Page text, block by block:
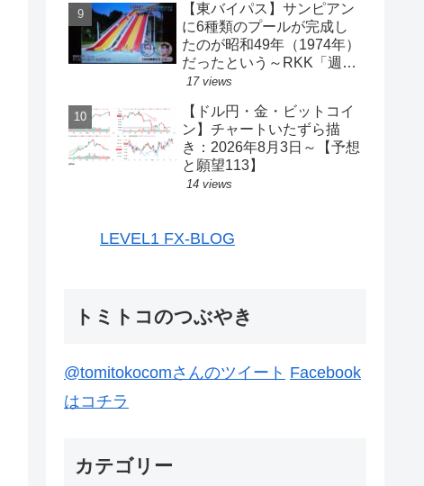
【東バイパス】サンピアン
に6種類のプールが完成し
たのが昭和49年（1974年）
だったという～RKK「週刊
山崎くん」より
17 views
【ドル円・金・ビットコイ
ン】チャートいたずら描
き：2026年8月3日～【予想
と願望113】
14 views
LEVEL1 FX-BLOG
トミトコのつぶやき
@tomitokocomさんのツイート Facebook
はコチラ
カテゴリー